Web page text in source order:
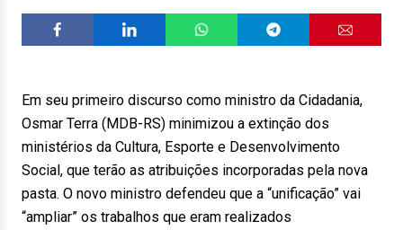
Em seu primeiro discurso como ministro da Cidadania,
Osmar Terra (MDB-RS) minimizou a extinção dos
ministérios da Cultura, Esporte e Desenvolvimento
Social, que terão as atribuições incorporadas pela nova
pasta. O novo ministro defendeu que a “unificação” vai
“ampliar” os trabalhos que eram realizados